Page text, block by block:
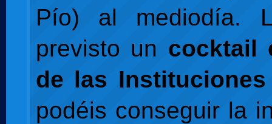
Pío) al mediodía.
previsto un cocktail
de las Instituciones
podéis conseguir la